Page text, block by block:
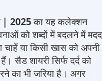
| 2025का यह कलेक्शन
को शब्दों में बदलने में मदद
या किसी खास को अपनी
सैड शायरी सिर्फ दर्द को
का भी जरिया है। अगर